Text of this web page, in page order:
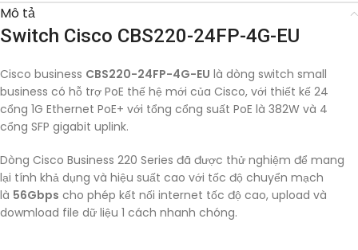
Mô tả
Switch Cisco CBS220-24FP-4G-EU
Cisco business CBS220-24FP-4G-EU là dòng switch small
business có hỗ trợ PoE thế hệ mới của Cisco, với thiết kế 24
cổng 1G Ethernet PoE+ với tổng cổng suất PoE là 382W và 4
cổng SFP gigabit uplink.
Dòng Cisco Business 220 Series đã được thử nghiệm để mang
lại tính khả dụng và hiệu suất cao với tốc độ chuyển mạch
là 56Gbps cho phép kết nối internet tốc độ cao, upload và
dowmload file dữ liệu 1 cách nhanh chóng.